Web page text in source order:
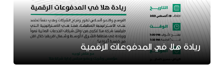
ريادة هلا في المدفوعات الرقمية